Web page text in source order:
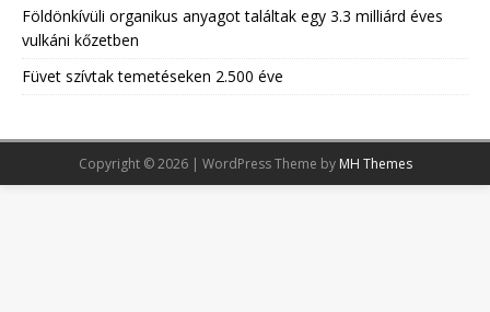
Földönkívüli organikus anyagot találtak egy 3.3 milliárd éves
vulkáni kőzetben
Füvet szívtak temetéseken 2.500 éve
Copyright © 2026 | WordPress Theme by MH Themes